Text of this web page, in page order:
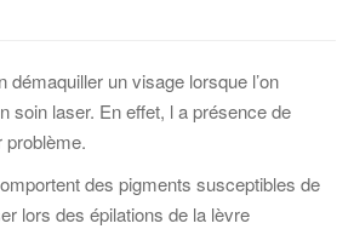
démaquiller un visage lorsque l’on
soin laser. En effet, l a présence de
problème.
des pigments susceptibles de
lors des épilations de la lèvre